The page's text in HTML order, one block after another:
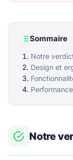
Sommaire
Notre
Design et
Notre